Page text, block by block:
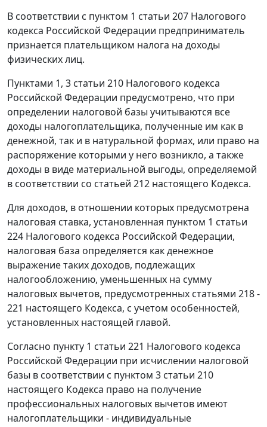
В соответствии с пунктом 1 статьи 207 Налогового
кодекса Российской Федерации предприниматель
признается плательщиком налога на доходы
физических лиц.
Пунктами 1, 3 статьи 210 Налогового кодекса
Российской Федерации предусмотрено, что при
определении налоговой базы учитываются все
доходы налогоплательщика, полученные им как в
денежной, так и в натуральной формах, или право на
распоряжение которыми у него возникло, а также
доходы в виде материальной выгоды, определяемой
в соответствии со статьей 212 настоящего Кодекса.
Для доходов, в отношении которых предусмотрена
налоговая ставка, установленная пунктом 1 статьи
224 Налогового кодекса Российской Федерации,
налоговая база определяется как денежное
выражение таких доходов, подлежащих
налогообложению, уменьшенных на сумму
налоговых вычетов, предусмотренных статьями 218 -
221 настоящего Кодекса, с учетом особенностей,
установленных настоящей главой.
Согласно пункту 1 статьи 221 Налогового кодекса
Российской Федерации при исчислении налоговой
базы в соответствии с пунктом 3 статьи 210
настоящего Кодекса право на получение
профессиональных налоговых вычетов имеют
налогоплательщики - индивидуальные